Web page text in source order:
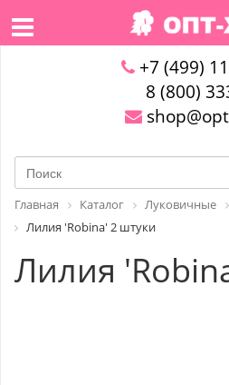
+7 (499)
8 (800)
Главная Каталог Луковичные
Лилия 'Robina' 2 штуки
Лилия